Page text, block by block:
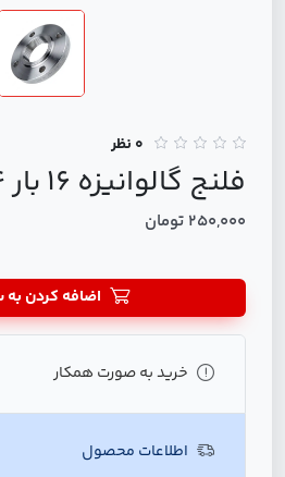
0 نظر
فلنج گالوانيزه 16 بار 3/4 اينچ
250,000 تومان
اضافه کردن
خرید به صورت همکار
اطلاعات محصول